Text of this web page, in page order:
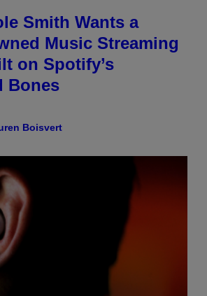
Smith Wants a
Music Streaming
on Spotify’s
Bones
Boisvert